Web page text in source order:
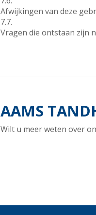
Afwijkingen van deze
7.7.
Vragen die ontstaan zijn
AAMS
Wilt u meer weten over